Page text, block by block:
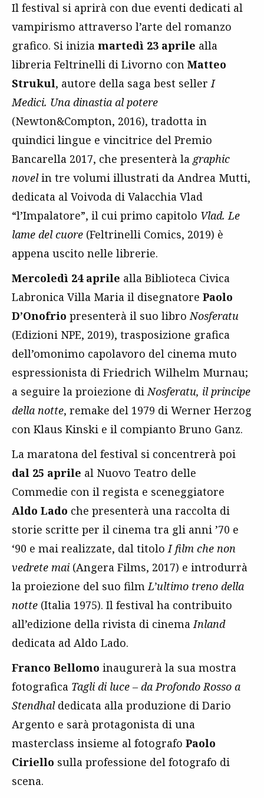
Il festival si aprirà con due eventi dedicati al
vampirismo attraverso l’arte del romanzo
grafico. Si inizia martedì 23 aprile alla
libreria Feltrinelli di Livorno con Matteo
Strukul, autore della saga best sellerI
Medici. Una dinastia al potere
(Newton&Compton, 2016), tradotta in
quindici lingue e vincitrice del Premio
Bancarella 2017, che presenterà la graphic
novelin tre volumi illustrati da Andrea Mutti,
dedicata al Voivoda di Valacchia Vlad
“l’Impalatore”, il cui primo capitolo Vlad. Le
lame del cuore (Feltrinelli Comics, 2019) è
appena uscito nelle librerie.
Mercoledì 24 aprile alla Biblioteca Civica
Labronica Villa Maria il disegnatore Paolo
D’Onofrio presenterà il suo libroNosferatu
(Edizioni NPE, 2019), trasposizione grafica
dell’omonimo capolavoro del cinema muto
espressionista di Friedrich Wilhelm Murnau;
a seguire la proiezione diNosferatu, il principe
della notte, remake del 1979 di Werner Herzog
con Klaus Kinski e il compianto Bruno Ganz.
La maratona del festival si concentrerà poi
dal 25 aprile al Nuovo Teatro delle
Commedie con il regista e sceneggiatore
Aldo Lado che presenterà una raccolta di
storie scritte per il cinema tra gli anni ’70 e
‘90 e mai realizzate, dal titoloI film che non
vedrete mai (Angera Films, 2017) e introdurrà
la proiezione del suo filmL’ultimo treno della
notte (Italia 1975). Il festival ha contribuito
all’edizione della rivista di cinemaInland
dedicata ad Aldo Lado.
Franco Bellomo inaugurerà la sua mostra
fotografica Tagli di luce – da Profondo Rosso a
Stendhal dedicata alla produzione di Dario
Argento e sarà protagonista di una
masterclass insieme al fotografo Paolo
Ciriello sulla professione del fotografo di
scena.